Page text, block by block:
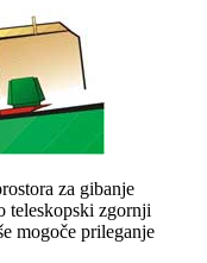
za gibanje
teleskopski zgornji
mogoče prileganje